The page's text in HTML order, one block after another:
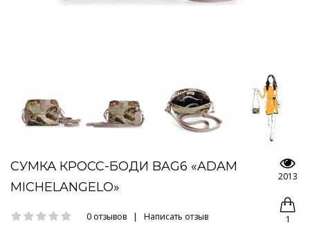
СУМКА КРОСС-БОДИ BAG6 «ADAM
MICHELANGELO»
0 отзывов | Написать отзыв
2013
1